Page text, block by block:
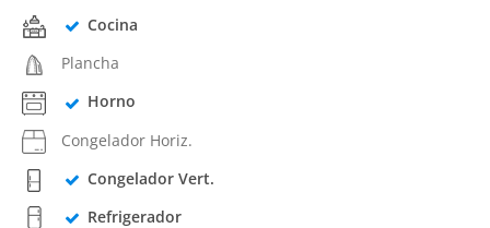
Cocina
Plancha
Horno
Congelador Horiz.
Congelador Vert.
Refrigerador